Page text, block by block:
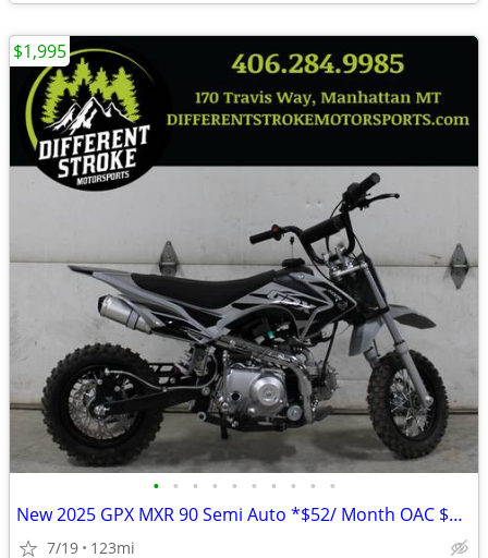
• • • • • • • • • •
New 2025 GPX MXR 90 Semi Auto *$52/ Month OAC $0 Down*
7/19 123mi
$1,995